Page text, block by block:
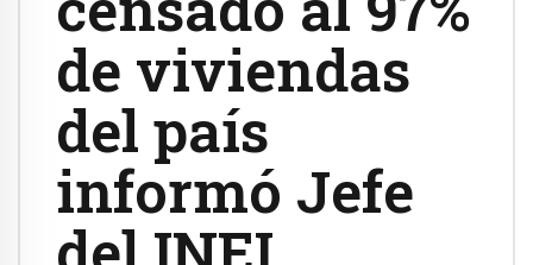
de viviendas
del país
informó Jefe